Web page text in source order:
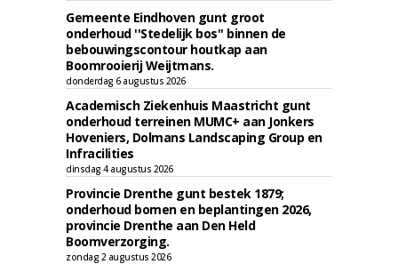
Gemeente Eindhoven gunt groot
onderhoud ''Stedelijk bos'' binnen de
bebouwingscontour houtkap aan
Boomrooierij Weijtmans.
donderdag 6 augustus 2026
Academisch Ziekenhuis Maastricht gunt
onderhoud terreinen MUMC+ aan Jonkers
Hoveniers, Dolmans Landscaping Group en
Infracilities
dinsdag 4 augustus 2026
Provincie Drenthe gunt bestek 1879;
onderhoud bomen en beplantingen 2026,
provincie Drenthe aan Den Held
Boomverzorging.
zondag 2 augustus 2026